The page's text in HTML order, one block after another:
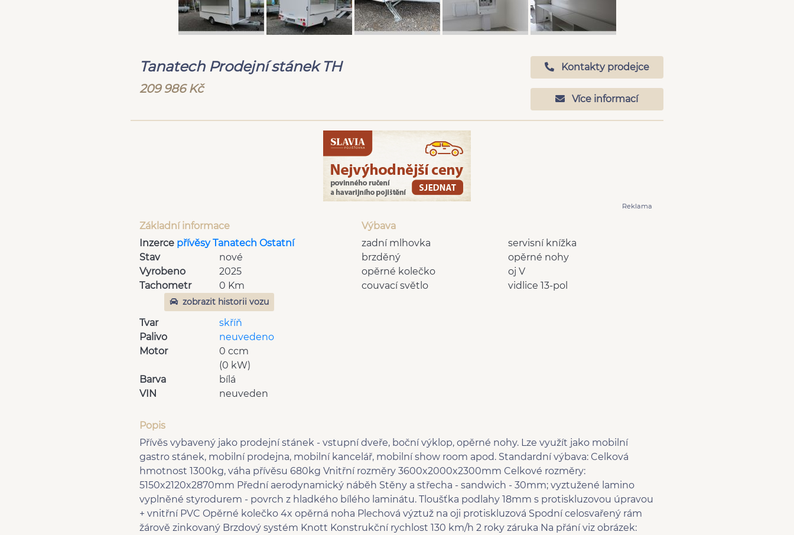
Tanatech Prodejní stánek TH
209 986 Kč
Kontakty prodejce
Více informací
Reklama
Základní informace
Inzerce přívěsy Tanatech Ostatní
Stav
nové
Vyrobeno
2025
Tachometr
0 Km
zobrazit historii vozu
Tvar
skříň
Palivo
neuvedeno
Motor
0 ccm
(0 kW)
Barva
bílá
VIN
neuveden
Výbava
servisní knížka
zadní mlhovka
opěrné nohy
brzděný
oj V
opěrné kolečko
vidlice 13-pol
couvací světlo
Popis
Přívěs vybavený jako prodejní stánek - vstupní dveře, boční výklop, opěrné nohy. Lze využít jako mobilní
gastro stánek, mobilní prodejna, mobilní kancelář, mobilní show room apod. Standardní výbava: Celková
hmotnost 1300kg, váha přívěsu 680kg Vnitřní rozměry 3600x2000x2300mm Celkové rozměry:
5150x2120x2870mm Přední aerodynamický náběh Stěny a střecha - sandwich - 30mm; vyztužené lamino
vyplněné styrodurem - povrch z hladkého bílého laminátu. Tloušťka podlahy 18mm s protiskluzovou úpravou
+ vnitřní PVC Opěrné kolečko 4x opěrná noha Plechová výztuž na oji protiskluzová Spodní celosvařený rám
žárově zinkovaný Brzdový systém Knott Konstrukční rychlost 130 km/h 2 roky záruka Na přání viz obrázek: